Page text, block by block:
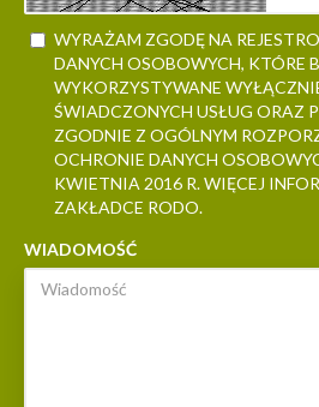
WYRAŻAM ZGODĘ NA
DANYCH OSOBOWYCH, KTÓRE
WYKORZYSTYWANE
ŚWIADCZONYCH USŁUG ORAZ
ZGODNIE Z OGÓLNYM
OCHRONIE DANYCH
KWIETNIA 2016 R. WIĘCEJ
ZAKŁADCE RODO.
WIADOMOŚĆ